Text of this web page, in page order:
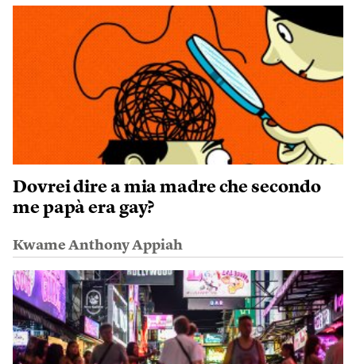
Dovrei dire a mia madre che secondo
me papà era gay?
Kwame Anthony Appiah